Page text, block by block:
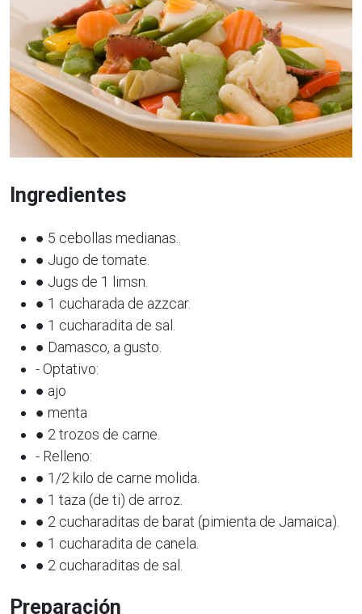
Ingredientes
● 5 cebollas medianas..
● Jugo de tomate.
● Jugs de 1 limsn.
● 1 cucharada de azzcar.
● 1 cucharadita de sal.
● Damasco, a gusto.
- Optativo:
● ajo
● menta
● 2 trozos de carne.
- Relleno:
● 1/2 kilo de carne molida.
● 1 taza (de ti) de arroz.
● 2 cucharaditas de barat (pimienta de Jamaica).
● 1 cucharadita de canela.
● 2 cucharaditas de sal.
Preparación